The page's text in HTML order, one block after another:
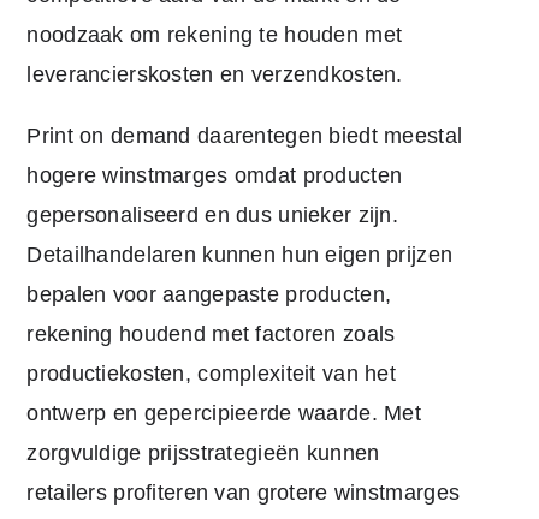
noodzaak om rekening te houden met
leverancierskosten en verzendkosten.
Print on demand daarentegen biedt meestal
hogere winstmarges omdat producten
gepersonaliseerd en dus unieker zijn.
Detailhandelaren kunnen hun eigen prijzen
bepalen voor aangepaste producten,
rekening houdend met factoren zoals
productiekosten, complexiteit van het
ontwerp en gepercipieerde waarde. Met
zorgvuldige prijsstrategieën kunnen
retailers profiteren van grotere winstmarges